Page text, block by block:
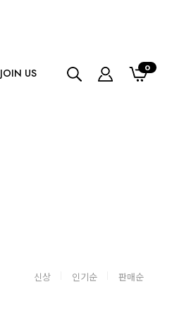
JOIN US 0
신상 인기순 판매순